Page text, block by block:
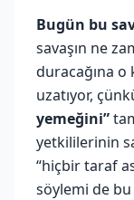
Bugün bu
savaşın ne
duracağına o
uzatıyor,
yemeğini”
yetkililerinin
“hiçbir taraf
söylemi de bu